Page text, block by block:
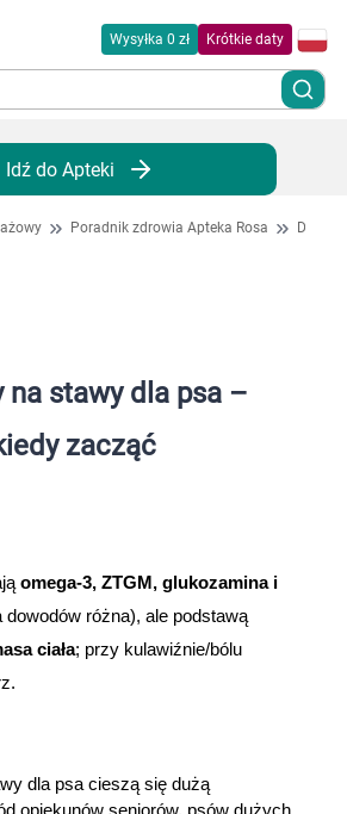
Wysyłka 0 zł Krótkie daty
Idź do Apteki
Poradnik zdrowia Apteka Rosa Dla
na stawy dla psa –
zacząć
omega-3, ZTGM, glukozamina i
dowodów różna), ale podstawą
ciała; przy kulawiźnie/bólu
dla psa cieszą się dużą